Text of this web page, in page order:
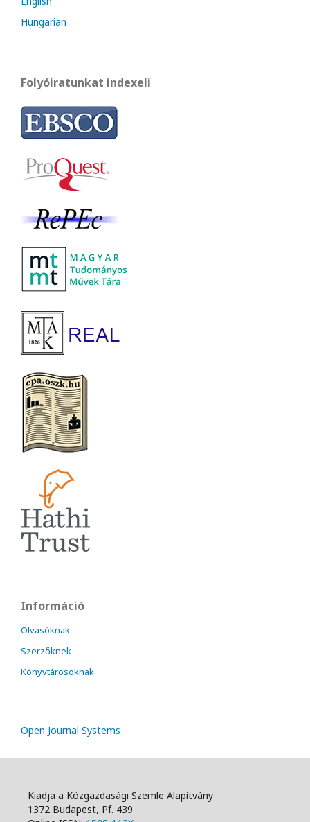
Hungarian
Folyóiratunkat indexeli
Információ
Olvasóknak
Szerzőknek
Könyvtárosoknak
Open Journal Systems
Kiadja a Közgazdasági Szemle Alapítvány
1372 Budapest, Pf. 439